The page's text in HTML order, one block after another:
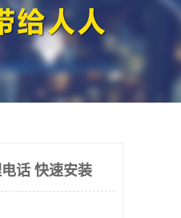
话 快速安装